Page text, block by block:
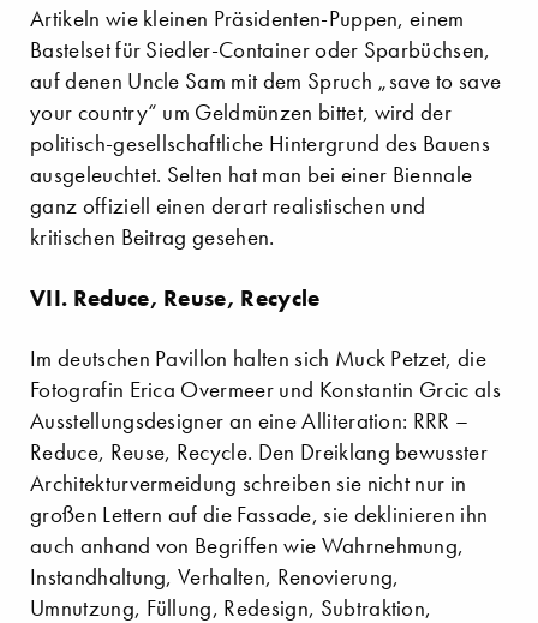
Artikeln wie kleinen Präsidenten-Puppen, einem
Bastelset für Siedler-Container oder Sparbüchsen,
auf denen Uncle Sam mit dem Spruch „save to save
your country“ um Geldmünzen bittet, wird der
politisch-gesellschaftliche Hintergrund des Bauens
ausgeleuchtet. Selten hat man bei einer Biennale
ganz offiziell einen derart realistischen und
kritischen Beitrag gesehen.
VII. Reduce, Reuse, Recycle
Im deutschen Pavillon halten sich Muck Petzet, die
Fotografin Erica Overmeer und Konstantin Grcic als
Ausstellungsdesigner an eine Alliteration: RRR –
Reduce, Reuse, Recycle. Den Dreiklang bewusster
Architekturvermeidung schreiben sie nicht nur in
großen Lettern auf die Fassade, sie deklinieren ihn
auch anhand von Begriffen wie Wahrnehmung,
Instandhaltung, Verhalten, Renovierung,
Umnutzung, Füllung, Redesign, Subtraktion,